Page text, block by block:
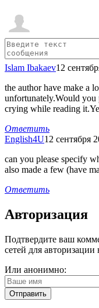
Islam Ibakaev12
the author have make a
unfortunately.Would you
crying while reading
Ответить
English4U12 сентября
can you please specify
also made a few (have
Ответить
Авторизация
Подтвердите ваш
сетей для
Или анонимно: